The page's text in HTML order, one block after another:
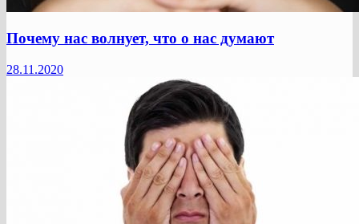
Почему нас волнует, что о нас думают
28.11.2020